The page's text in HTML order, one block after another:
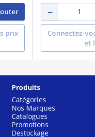
prix
Connectez-
et
Produits
Catégories
Nos Marques
Catalogues
Promotions
Destockage